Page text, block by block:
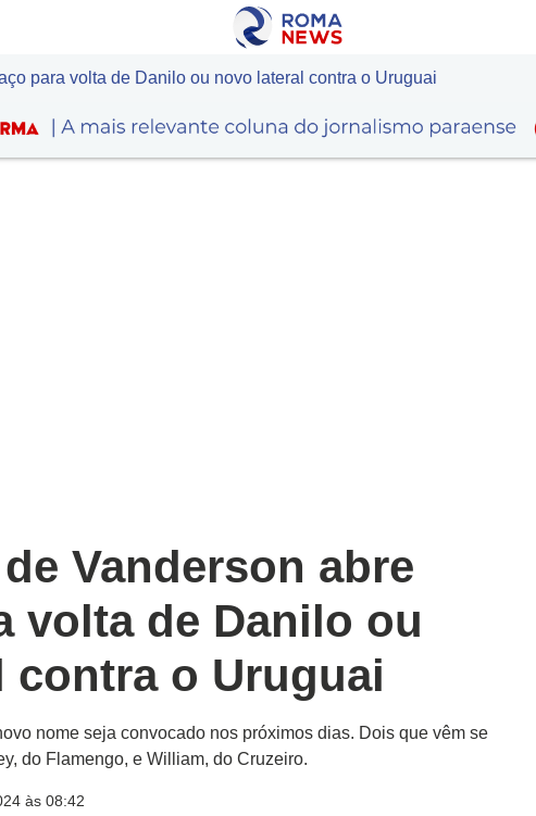
para volta de Danilo ou novo lateral contra o Uruguai
Vanderson abre
volta de Danilo ou
contra o Uruguai
nome seja convocado nos próximos dias. Dois que vêm se
do Flamengo, e William, do Cruzeiro.
às 08:42